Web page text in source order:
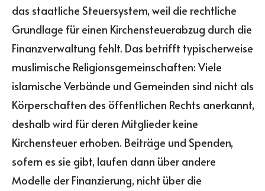
das staatliche Steuersystem, weil die rechtliche
Grundlage für einen Kirchensteuerabzug durch die
Finanzverwaltung fehlt. Das betrifft typischerweise
muslimische Religionsgemeinschaften: Viele
islamische Verbände und Gemeinden sind nicht als
Körperschaften des öffentlichen Rechts anerkannt,
deshalb wird für deren Mitglieder keine
Kirchensteuer erhoben. Beiträge und Spenden,
sofern es sie gibt, laufen dann über andere
Modelle der Finanzierung, nicht über die